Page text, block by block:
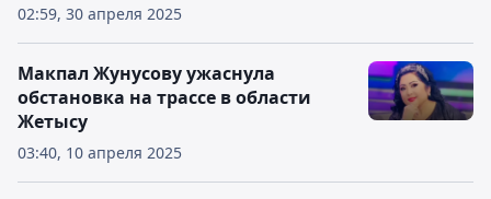
02:59, 30 апреля 2025
03:40, 10 апреля 2025
Макпал Жунусову ужаснула
обстановка на трассе в области
Жетысу